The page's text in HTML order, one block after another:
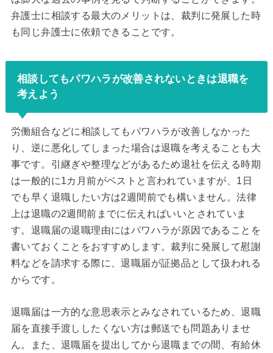
弁護士に相談する最大のメリットは、裁判に発展した時
も同じ弁護士に依頼できることです。
相談してもパワハラが改善されないときは退職を
考えよう
労働組合などに相談してもパワハラが改善しなかった
り、逆に悪化してしまった場合は退職を考えることも大
事です。引継ぎや整理などがあるため退社を伝える時期
は一般的に1カ月前がベストと言われていますが、1日
でも早く退職したい方は2週間前でも構いません。法律
上は退職の2週間前までに伝えればいいとされていま
す。退職届の退職理由にはパワハラが原因であることを
書いておくことをおすすめします。裁判に発展して慰謝
料などを請求する際に、退職届が証拠品として扱われる
からです。
退職届は一方的な意思表示とみなされているため、退職
届を直接手渡ししたくない方は郵送でも問題ありませ
ん。また、退職届を提出してから退職までの間、有給休